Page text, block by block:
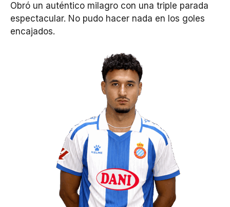
Obró un auténtico milagro con una triple parada
espectacular. No pudo hacer nada en los goles
encajados.